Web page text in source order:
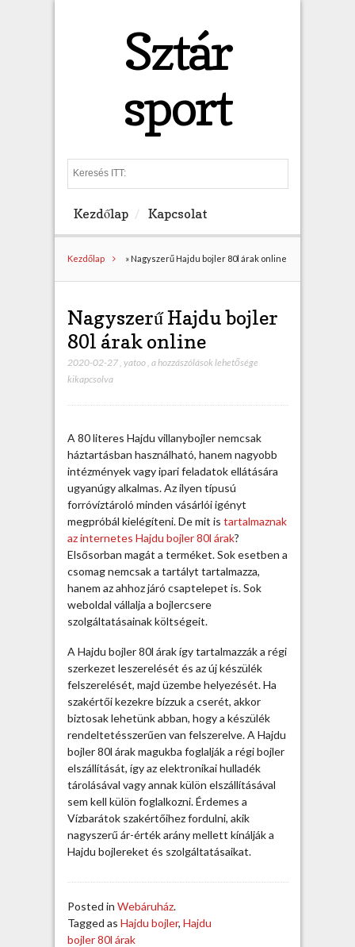
Sztár
sport
e
h
Kezdőlap Kapcsolat
Kezdőlap » Nagyszerű Hajdu bojler 80l árak online
Nagyszerű Hajdu bojler
80l árak online
2020-02-27, yatoo, N
z
e
r
ű
H
a
j
d
u
b
o
j
l
e
r
8
0
l
k
n
b
e
a hozzászólások lehetősége
kikapcsolva
A 80 literes Hajdu villanybojler nemcsak
háztartásban használható, hanem nagyobb
intézmények vagy ipari feladatok ellátására
ugyanúgy alkalmas. Az ilyen típusú
forróvíztároló minden vásárlói igényt
megpróbál kielégíteni. De mit is tartalmaznak
az internetes Hajdu bojler 80l árak?
Elsősorban magát a terméket. Sok esetben a
csomag nemcsak a tartályt tartalmazza,
hanem az ahhoz járó csaptelepet is. Sok
weboldal vállalja a bojlercsere
szolgáltatásainak költségeit.
A Hajdu bojler 80l árak így tartalmazzák a régi
szerkezet leszerelését és az új készülék
felszerelését, majd üzembe helyezését. Ha
szakértői kezekre bízzuk a cserét, akkor
biztosak lehetünk abban, hogy a készülék
rendeltetésszerűen van felszerelve. A Hajdu
bojler 80l árak magukba foglalják a régi bojler
elszállítását, így az elektronikai hulladék
tárolásával vagy annak külön elszállításával
sem kell külön foglalkozni. Érdemes a
Vízbarátok szakértőihez fordulni, akik
nagyszerű ár-érték arány mellett kínálják a
Hajdu bojlereket és szolgáltatásaikat.
Posted in Webáruház.
Tagged as Hajdu bojler, Hajdu
bojler 80l árak